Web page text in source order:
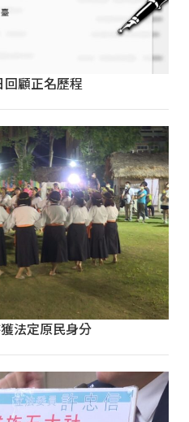
顧正名歷程
法定原民身分